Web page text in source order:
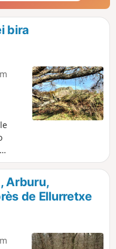
bira
deArburu,
de Ellurretxe